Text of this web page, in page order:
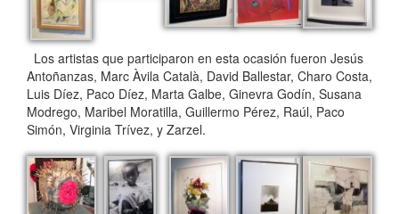
Los artistas que participaron en esta ocasión fueron Jesús
Antoñanzas, Marc Àvila Català, David Ballestar, Charo Costa,
Luis Díez, Paco Díez, Marta Galbe, Ginevra Godín, Susana
Modrego, Maribel Moratilla, Guillermo Pérez, Raúl, Paco
Simón, Virginia Trívez, y Zarzel.